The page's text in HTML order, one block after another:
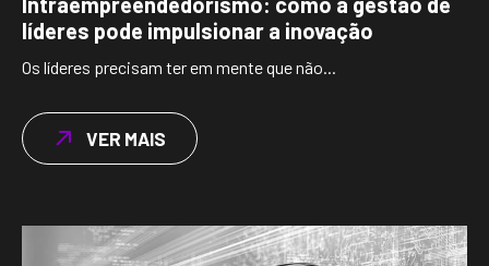
líderes pode impulsionar a inovação
Os líderes precisam ter em mente que não...
VER MAIS